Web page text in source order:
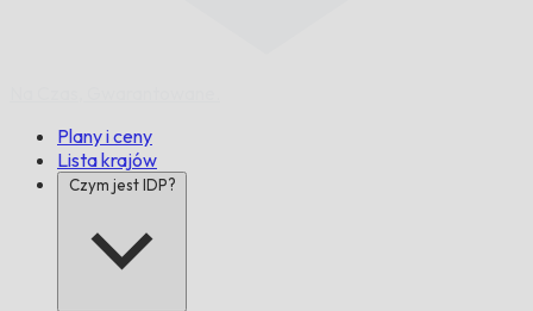
Plany i ceny
Lista krajów
Czym jest IDP?